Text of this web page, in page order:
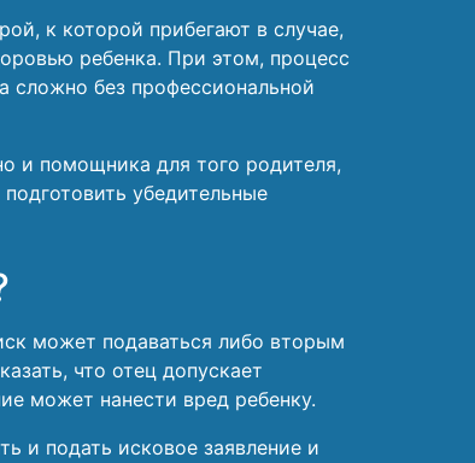
к которой прибегают в случае,
ребенка. При этом, процесс
сложно без профессиональной
и помощника для того родителя,
убедительные
может подаваться либо вторым
что отец допускает
может нанести вред ребенку.
и подать исковое заявление и